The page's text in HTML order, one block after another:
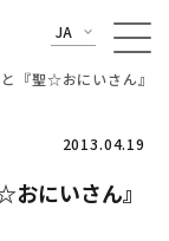
JA
『聖☆おにいさん』の
2013.04.19
にいさん』